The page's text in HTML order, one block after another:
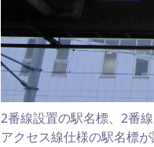
2番線設置の駅名標、2番
アクセス線仕様の駅名標